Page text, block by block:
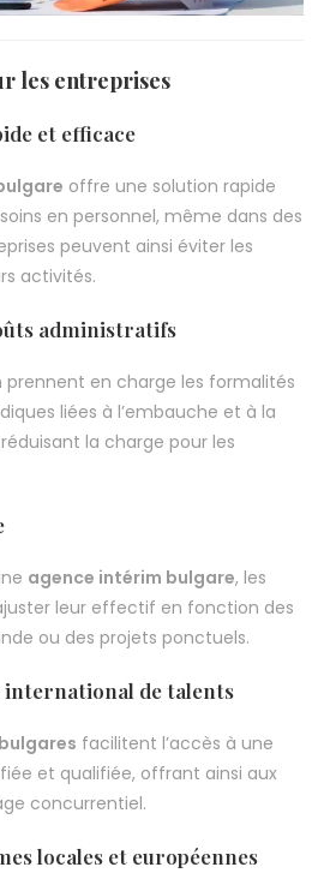
les entreprises
et efficace
offre une solution rapide
en personnel, même dans des
peuvent ainsi éviter les
activités.
administratifs
prennent en charge les formalités
liées à l’embauche et à la
la charge pour les
agence intérim bulgare, les
leur effectif en fonction des
ou des projets ponctuels.
international de talents
facilitent l’accès à une
et qualifiée, offrant ainsi aux
concurrentiel.
locales et européennes